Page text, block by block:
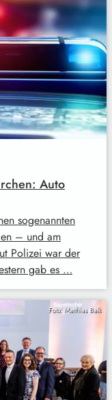
Auto
sogenannten
– und am
Polizei war der
gab es …
Foto: Matthias Balk